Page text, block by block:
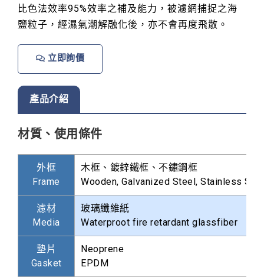
比色法效率95%效率之補及能力，被濾網捕捉之海
鹽粒子，經濕氣潮解融化後，亦不會再度飛散。
立即詢價
產品介紹
材質、使用條件
外框
Frame
木框、鍍鋅鐵框、不鏽鋼框
Wooden, Galvanized Steel, Stainless
濾材
Media
玻璃纖維紙
Waterproot fire retardant glassfiber
墊片
Gasket
Neoprene
EPDM